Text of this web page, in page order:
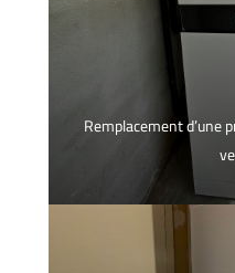
Remplacement d’une